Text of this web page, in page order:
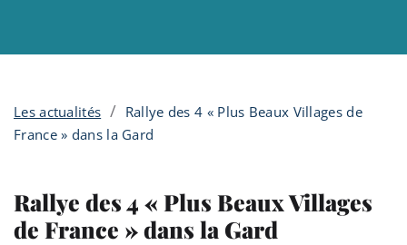
Les actualités / Rallye des 4 « Plus Beaux Villages de
France » dans la Gard
Rallye des 4 « Plus Beaux Villages
de France » dans la Gard